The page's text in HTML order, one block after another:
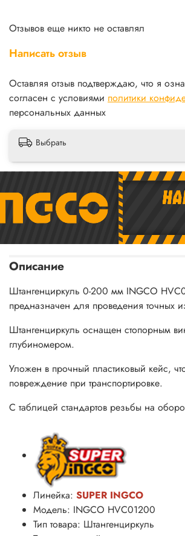
Отзывов еще никто не оставлял
Написать отзыв
Оставляя отзыв подтверждаю, что я
согласен с условиями политики
персональных данных
Выбрать
Описание
Штангенциркуль 0-200 мм INGCO
предназначен для проведения точных
Штангенциркуль оснащен стопорным
глубиномером.
Уложен в прочный пластиковый кейс,
повреждение при транспортировке.
С таблицей стандартов резьбы на
Линейка: SUPER INGCO
Модель: INGCO HVC01200
Тип товара: Штангенциркуль